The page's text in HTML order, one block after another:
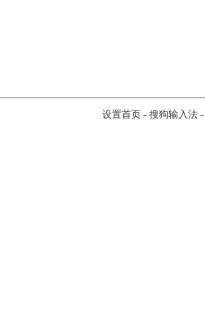
设置首页- 搜狗输入法-